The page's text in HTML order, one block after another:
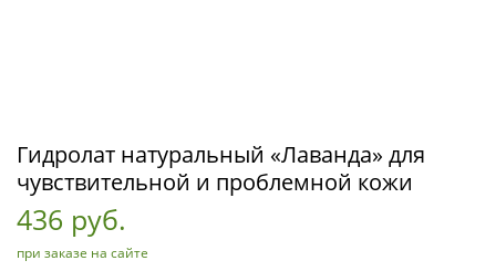
Гидролат натуральный «Лаванда» для
чувствительной и проблемной кожи
436 руб.
при заказе на сайте